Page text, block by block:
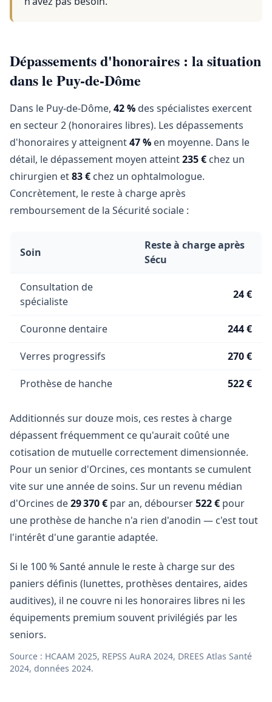
Dépassements d'honoraires : la situation
dans le Puy-de-Dôme
Dans le Puy-de-Dôme, 42 % des spécialistes exercent
en secteur 2 (honoraires libres). Les dépassements
d'honoraires y atteignent47 % en moyenne. Dans le
détail, le dépassement moyen atteint235 € chez un
chirurgien et83 € chez un ophtalmologue.
Concrètement, le reste à charge après
remboursement de la Sécurité sociale :
Soin
Reste à charge après
Sécu
Consultation de
spécialiste
24 €
Couronne dentaire 244 €
Verres progressifs 270 €
Prothèse de hanche 522 €
Additionnés sur douze mois, ces restes à charge
dépassent fréquemment ce qu'aurait coûté une
cotisation de mutuelle correctement dimensionnée.
Pour un senior d'Orcines, ces montants se cumulent
vite sur une année de soins. Sur un revenu médian
d'Orcines de29 370 € par an, débourser522 € pour
une prothèse de hanche n'a rien d'anodin — c'est tout
l'intérêt d'une garantie adaptée.
Si le 100 % Santé annule le reste à charge sur des
paniers définis (lunettes, prothèses dentaires, aides
auditives), il ne couvre ni les honoraires libres ni les
équipements premium souvent privilégiés par les
seniors.
Source : HCAAM 2025, REPSS AuRA 2024, DREES Atlas Santé
2024, données 2024.